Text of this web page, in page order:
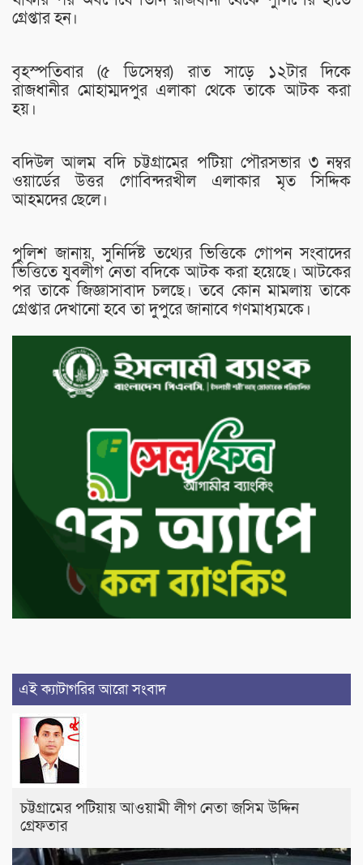
গ্রেপ্তার হন।
বৃহস্পতিবার (৫ ডিসেম্বর) রাত সাড়ে ১২টার দিকে
রাজধানীর মোহাম্মদপুর এলাকা থেকে তাকে আটক করা
হয়।
বদিউল আলম বদি চট্টগ্রামের পটিয়া পৌরসভার ৩ নম্বর
ওয়ার্ডের উত্তর গোবিন্দরখীল এলাকার মৃত সিদ্দিক
আহমদের ছেলে।
পুলিশ জানায়, সুনির্দিষ্ট তথ্যের ভিত্তিকে গোপন সংবাদের
ভিত্তিতে যুবলীগ নেতা বদিকে আটক করা হয়েছে। আটকের
পর তাকে জিজ্ঞাসাবাদ চলছে। তবে কোন মামলায় তাকে
গ্রেপ্তার দেখানো হবে তা দুপুরে জানাবে গণমাধ্যমকে।
এই ক্যাটাগরির আরো সংবাদ
চট্টগ্রামের পটিয়ায় আওয়ামী লীগ নেতা জসিম উদ্দিন
গ্রেফতার